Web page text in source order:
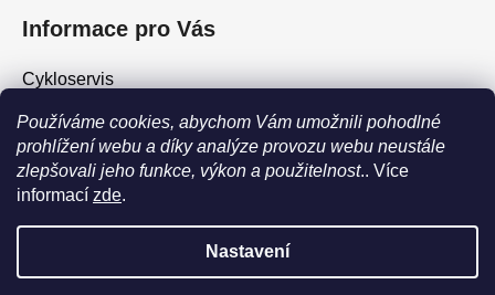
Používáme cookies, abychom Vám umožnili pohodlné
prohlížení webu a díky analýze provozu webu neustále
zlepšovali jeho funkce, výkon a použitelnost.. Více
informací zde.
Nastavení
POZOR - stav zboží SKLADEM neodpovídá stavu na prodejně. Při
Informace pro Vás
Cykloservis
Skiservis
Obchodní podmínky
Podmínky ochrany osobních údajů